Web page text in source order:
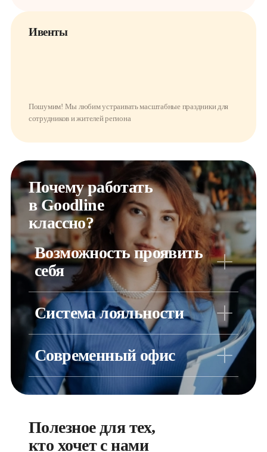
Ивенты
Пошумим! Мы любим устраивать масштабные праздники для
сотрудников и жителей региона
Почему работать
в Goodline
классно?
Возможность проявить
себя
Наши сотрудники могут погружаться в различные проекты,
раскрывая и развивая свои уникальные таланты
Система лояльности
Бесплатный интернет и бонусная система за стаж работы в
компании
Современный офис
Вдохновляющий интерьер и удобные рабочие места, зоны
отдыха, свой ресторан и чудесная летняя веранда
Полезное для тех,
кто хочет с нами